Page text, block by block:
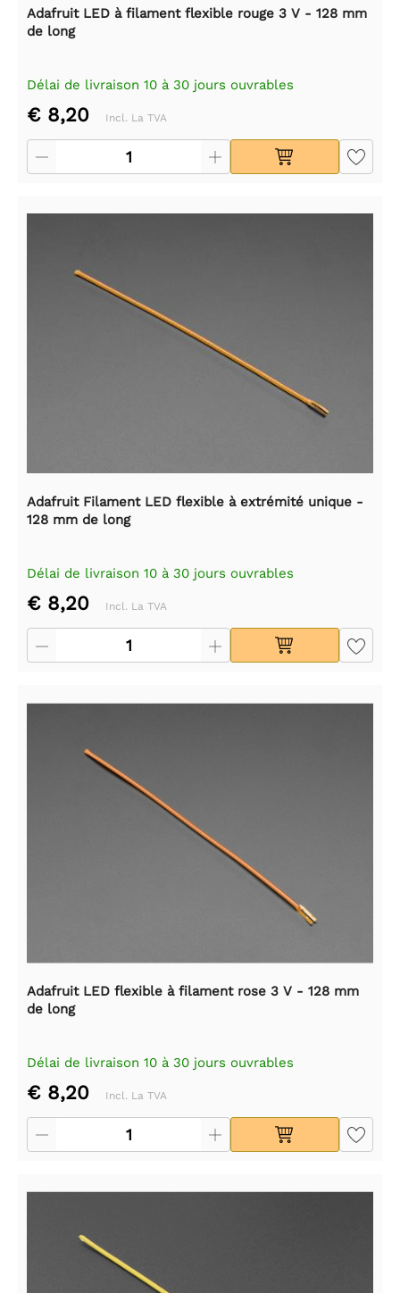
Adafruit LED à filament flexible rouge 3 V - 128 mm
de long
Délai de livraison 10 à 30 jours ouvrables
€ 8,20 Incl. La TVA
Adafruit Filament LED flexible à extrémité unique -
128 mm de long
Délai de livraison 10 à 30 jours ouvrables
€ 8,20 Incl. La TVA
Adafruit LED flexible à filament rose 3 V - 128 mm
de long
Délai de livraison 10 à 30 jours ouvrables
€ 8,20 Incl. La TVA